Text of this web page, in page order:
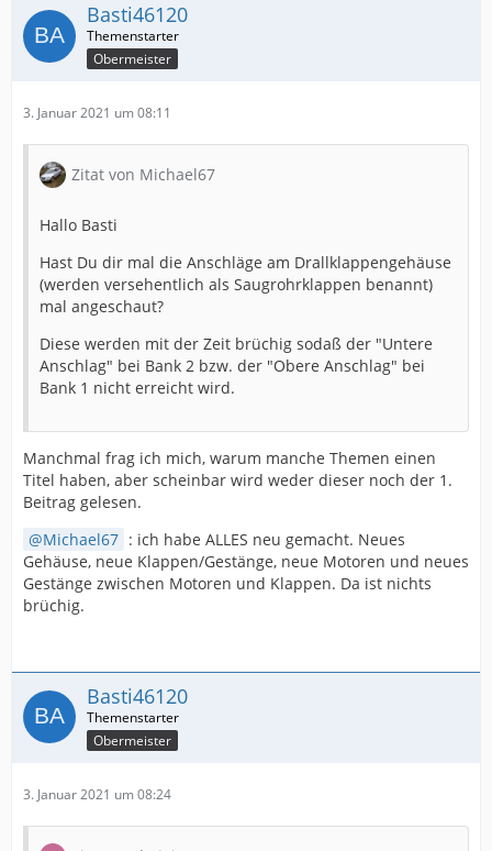
Basti46120
Obermeister
3. Januar 2021 um 08:11
Zitat von Michael67
Hallo Basti
Hast Du dir mal die Anschläge am Drallklappengehäuse
(werden versehentlich als Saugrohrklappen benannt)
mal angeschaut?
Diese werden mit der Zeit brüchig sodaß der "Untere
Anschlag" bei Bank 2 bzw. der "Obere Anschlag" bei
Bank 1 nicht erreicht wird.
Manchmal frag ich mich, warum manche Themen einen
Titel haben, aber scheinbar wird weder dieser noch der 1.
Beitrag gelesen.
Michael67 : ich habe ALLES neu gemacht. Neues
Gehäuse, neue Klappen/Gestänge, neue Motoren und neues
Gestänge zwischen Motoren und Klappen. Da ist nichts
brüchig.
Basti46120
Obermeister
3. Januar 2021 um 08:24